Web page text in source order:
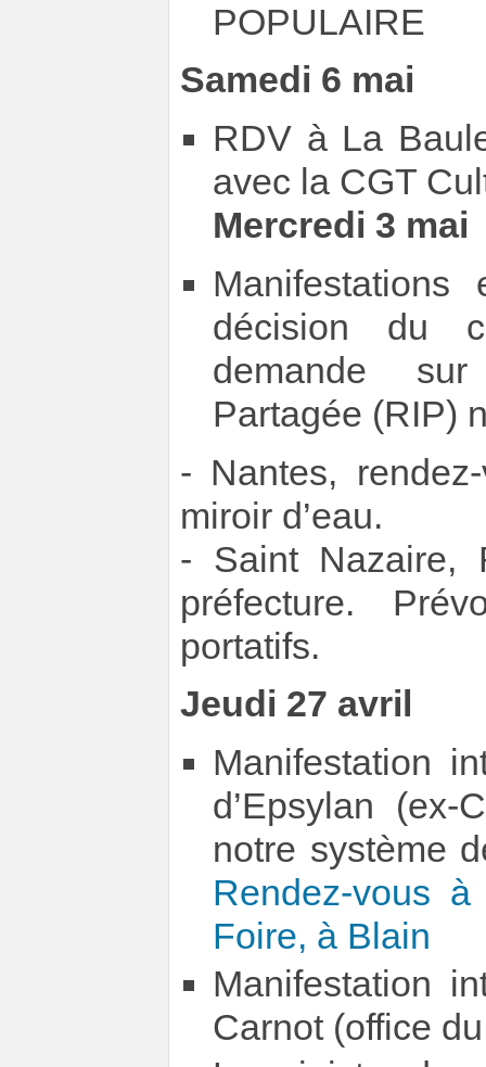
POPULAIRE
Samedi 6 mai
RDV à La
avec la CGT
Mercredi 3 mai
décision du
demande
Partagée (RIP)
- Nantes,
miroir d’eau.
- Saint Nazaire,
préfecture.
portatifs.
Jeudi 27 avril
Manifestation
d’Epsylan
notre système
Rendez-vous
Foire, à Blain
Manifestation
Carnot (office